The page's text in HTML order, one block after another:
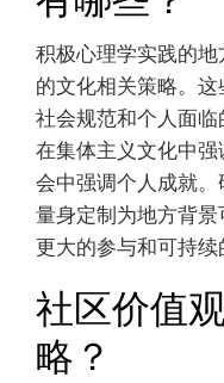
积极心理学实践的
的文化相关策略。这
社会规范和个人面
在集体主义文化中
会中强调个人成就
量身定制为地方背
更大的参与和可持续
社区价值
略？